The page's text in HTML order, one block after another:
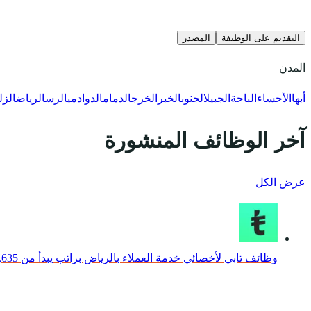
التقديم على الوظيفة المصدر
المدن
أبها الأحساء الباحة الجبيلالجنوبالخبر الخرجالدمامالدوادميالرسالرياض
آخر الوظائف المنشورة
عرض الكل
وظائف تابي لأخصائي خدمة العملاء بالرياض براتب يبدأ من 6,635 ريال